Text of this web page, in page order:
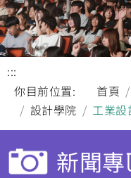
:::
你目前位置:
首頁
設計學院
工業設
新聞專